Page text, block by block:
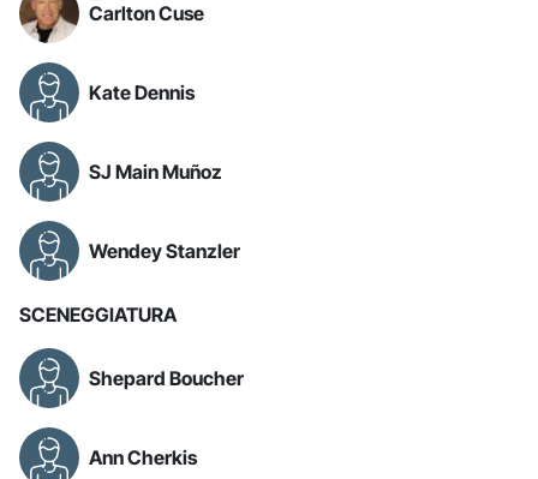
Carlton Cuse
Kate Dennis
SJ Main Muñoz
Wendey Stanzler
SCENEGGIATURA
Shepard Boucher
Ann Cherkis